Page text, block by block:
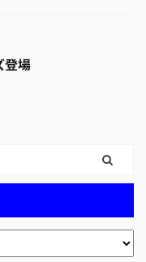
登場